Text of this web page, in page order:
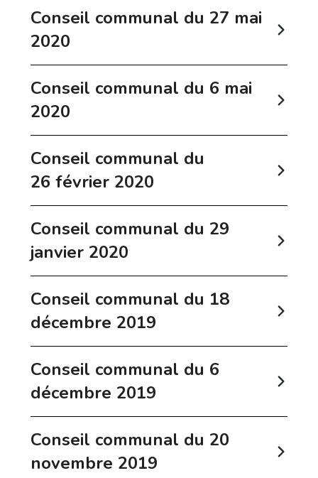
Conseil communal du 27 mai
2020
Conseil communal du 6 mai
2020
Conseil communal du
26 février 2020
Conseil communal du 29
janvier 2020
Conseil communal du 18
décembre 2019
Conseil communal du 6
décembre 2019
Conseil communal du 20
novembre 2019